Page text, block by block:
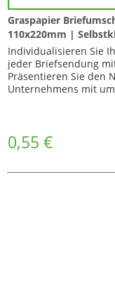
Graspapier
110x220mm |
Individualisieren Sie
jeder Briefsendung
Präsentieren Sie den
Unternehmens mit
0,55 €